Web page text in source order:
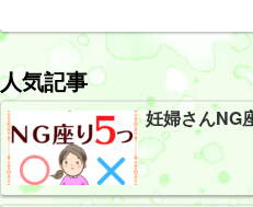
人気記事
妊婦さんNG